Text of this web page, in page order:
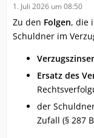
1. Juli 2026 um 08:50
Zu den Folgen, die
Schuldner im
Ersatz des
der
Zufall (§ 287